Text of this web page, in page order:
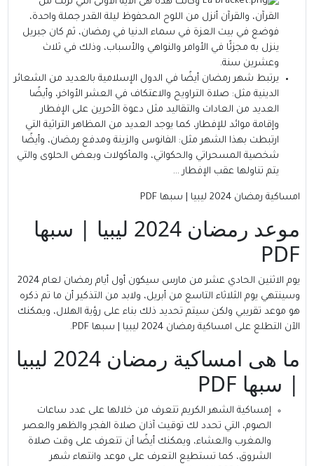
القرآن، والقرآن أنزل من اللوح المحفوظ ليلة القدر جملة واحدة،
فوضع في بيت العزة في سماء الدنيا في رمضان، ثم كان جبريل
ينزل به مجزئًا في الأوامر والنواهي والأسباب، وذلك في ثلاث
وعشرين سنة.
يرتبط شهر رمضان أيضًا في الدول الإسلامية بالعديد من الشعائر
الدينية مثل: صلاة التراويح والاعتكاف في العشر الأواخر، وأيضًا
العديد من العادات والتقاليد مثل دعوة الأحرين على الإفطار
وإقامة موائد للإفطار، كما يوجد العديد من المظاهر التراثية التي
ارتبطت بهذا الشهر مثل: الفانوس والزينة ومدفع رمضان، وأيضًا
شخصية المسحراتي والحكواتي، والمأكولات وبعض الحلوى والتي
يتم تناولها عقب الإفطار …
امساكية رمضان 2024 ليبيا | سبها PDF
موعد رمضان 2024 ليبيا | سبها
PDF
يوم الاثنين الحادي عشر من مارس سيكون أول أيام رمضان لعام 2024
وسينتهي يوم الثلاثاء التاسع من أبريل، ولابد من التذكير أن ما تم ذكره
هو موعد تقريبي ولكن سيتم تحديد ذلك بناء على رؤية الهلال، ويمكنك
الآن التطلع على امساكية رمضان 2024 ليبيا | سبها PDF.
ما هى امساكية رمضان 2024 ليبيا
| سبها PDF
إمساكية الشهر الكريم تتعرف من خلالها على عدد ساعات
الصوم، التي تحدد لك توقيت آذان صلاة الفجر والظهر والعصر
والمغرب والعشاء، ويمكنك أيضًا أن تتعرف على وقت صلاة
الشروق، كما تستطيع التعرف على موعد وانتهاء شهر